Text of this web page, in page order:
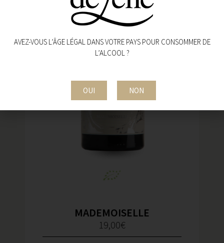
MADEMOISELLE
19,00€
AVEZ-VOUS L’ÂGE LÉGAL DANS VOTRE PAYS POUR CONSOMMER DE
L’ALCOOL ?
OUI NON